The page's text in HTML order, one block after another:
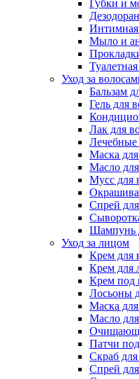
Губки и
Интимная
Мыло и
Уход за
Бальзам
Гель для
Лак для
Лечебные
Маска
Масло
Мусс для
Спрей
Шампунь
Уход за лицом
Крем для
Крем для
Крем под
Лосьоны
Маска
Масло
Патчи под
Скраб
Спрей